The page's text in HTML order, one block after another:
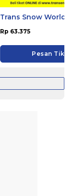
Trans Snow World
Rp 63.375
Pesan Tiket